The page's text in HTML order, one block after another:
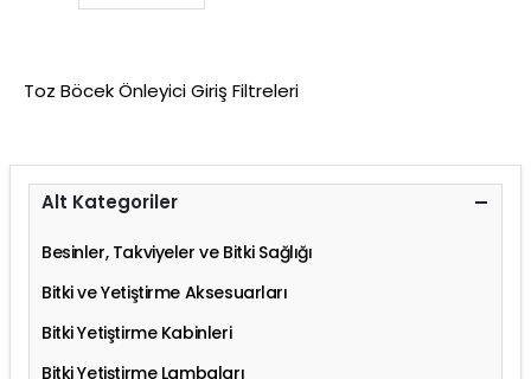
Toz Böcek Önleyici Giriş Filtreleri
Alt Kategoriler
Besinler, Takviyeler ve Bitki Sağlığı
Bitki ve Yetiştirme Aksesuarları
Bitki Yetiştirme Kabinleri
Bitki Yetiştirme Lambaları